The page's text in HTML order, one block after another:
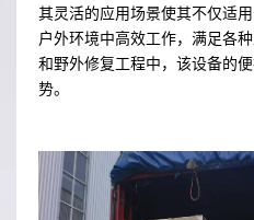
其灵活的应用场景使其不仅适
户外环境中高效工作，满足各
和野外修复工程中，该设备的
势。